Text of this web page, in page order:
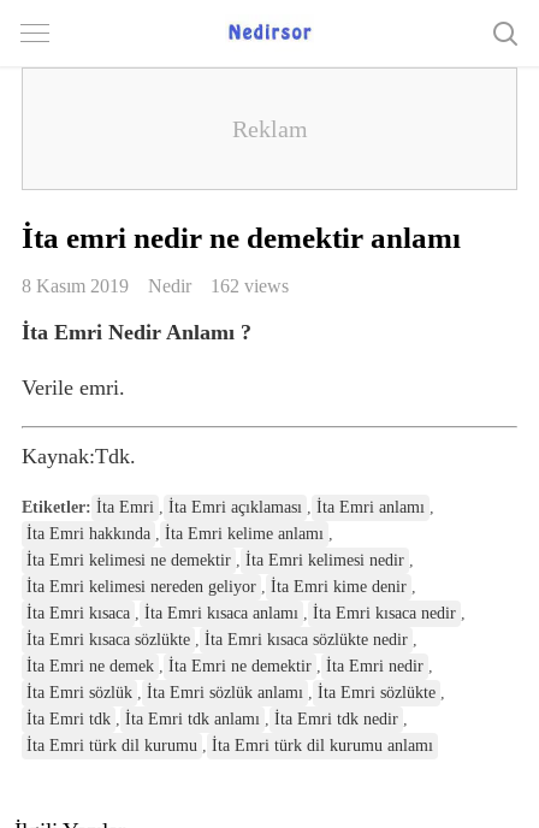
İta emri nedir ne demektir anlamı
8 Kasım 2019 Nedir 162 views
İta Emri Nedir Anlamı ?
Verile emri.
Kaynak:Tdk.
Etiketler: İta Emri , İta Emri açıklaması , İta Emri anlamı ,
İta Emri hakkında , İta Emri kelime anlamı ,
İta Emri kelimesi ne demektir , İta Emri kelimesi nedir ,
İta Emri kelimesi nereden geliyor , İta Emri kime denir ,
İta Emri kısaca , İta Emri kısaca anlamı , İta Emri kısaca nedir ,
İta Emri kısaca sözlükte , İta Emri kısaca sözlükte nedir ,
İta Emri ne demek , İta Emri ne demektir , İta Emri nedir ,
İta Emri sözlük , İta Emri sözlük anlamı , İta Emri sözlükte ,
İta Emri tdk , İta Emri tdk anlamı , İta Emri tdk nedir ,
İta Emri türk dil kurumu , İta Emri türk dil kurumu anlamı